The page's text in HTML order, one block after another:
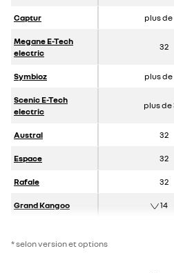
Captur plus de
Megane E-Tech
electric
32
Symbioz plus de
Scenic E-Tech
electric
plus de
Austral 32
Espace 32
Rafale 32
Grand Kangoo 14
* selon version et options